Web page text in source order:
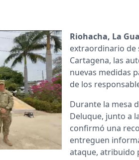
Riohacha, La
extraordinario de
Cartagena, las
nuevas medidas
de los
Durante la mesa
Deluque, junto a
confirmó una
entreguen
ataque, atribuido